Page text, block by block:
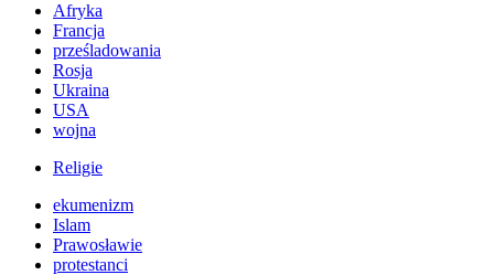
Afryka
Francja
prześladowania
Rosja
Ukraina
USA
wojna
Religie
ekumenizm
Islam
Prawosławie
protestanci